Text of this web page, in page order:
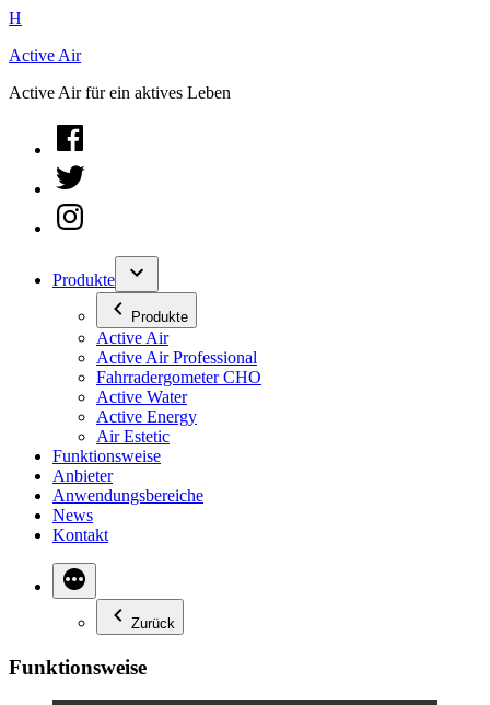
Zum
springen
H
Active Air
Active Air für ein aktives Leben
facebook
twitter
instagram
Produkte
Produkte
Active Air
Active Air Professional
Fahrradergometer CHO
Active Water
Active Energy
Air Estetic
Funktionsweise
Anbieter
Anwendungsbereiche
News
Kontakt
Zurück
Funktionsweise